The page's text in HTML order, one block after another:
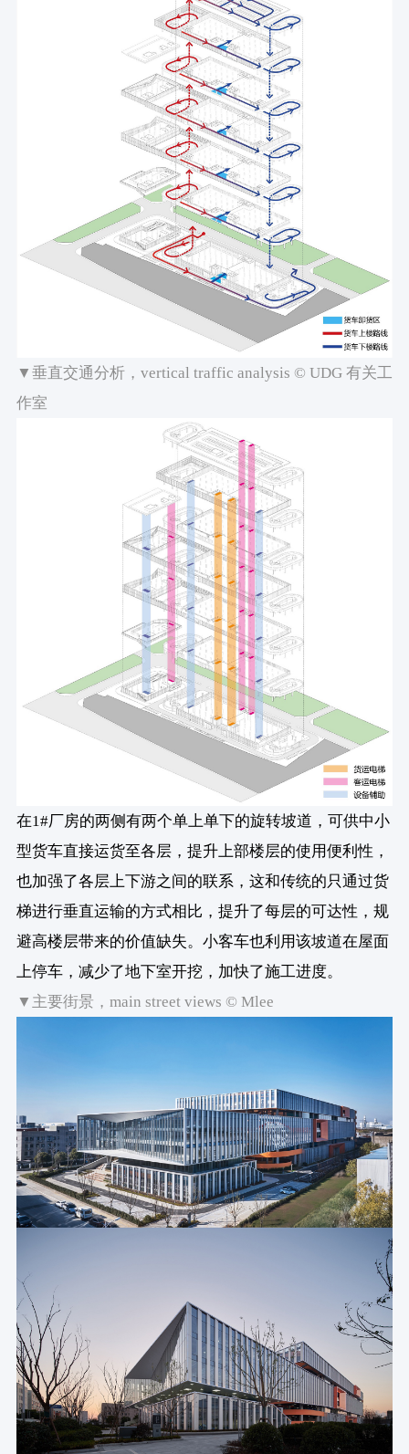
▼垂直交通分析，vertical traffic analysis © UDG 有关工
作室
在1#厂房的两侧有两个单上单下的旋转坡道，可供中小
型货车直接运货至各层，提升上部楼层的使用便利性，
也加强了各层上下游之间的联系，这和传统的只通过货
梯进行垂直运输的方式相比，提升了每层的可达性，规
避高楼层带来的价值缺失。小客车也利用该坡道在屋面
上停车，减少了地下室开挖，加快了施工进度。
▼主要街景，main street views © Mlee